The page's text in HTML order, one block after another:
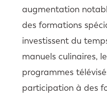
augmentation
des formations
investissent du
manuels culinaires,
programmes
participation à des